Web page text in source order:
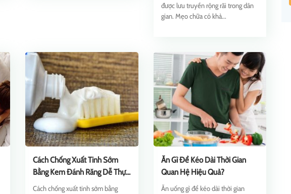
được lưu truyền rộng rãi trong dân
gian. Mẹo chữa có khả...
Cách Chống Xuất Tinh Sớm
Bằng Kem Đánh Răng Dễ Thực
Hiện
Cách chống xuất tinh sớm bằng
Ăn Gì Để Kéo Dài Thời Gian
Quan Hệ Hiệu Quả?
Ăn uống gì để kéo dài thời gian